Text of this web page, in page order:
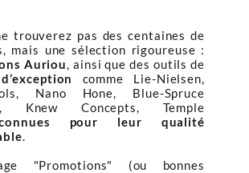
trouverez pas des centaines de
mais une sélection rigoureuse :
Auriou, ainsi que des outils de
comme Lie-Nielsen,
Nano Hone, Blue-Spruce
Knew Concepts, Temple
pour leur qualité
.
"Promotions" (ou bonnes